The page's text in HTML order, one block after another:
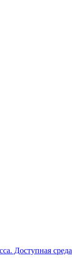
Доступная среда